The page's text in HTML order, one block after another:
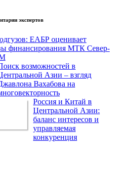
экспертов
ЕАБР оценивает
финансирования МТК Север-
возможностей в
Азии – взгляд
Вахабова на
Россия и Китай в
Центральной Азии:
баланс интересов и
управляемая
конкуренция